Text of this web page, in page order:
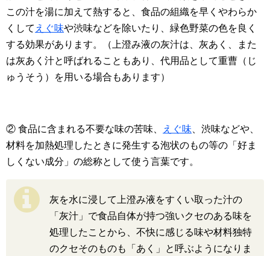
この汁を湯に加えて熱すると、食品の組織を早くやわらか
くして えぐ味や渋味などを除いたり、緑色野菜の色を良く
する効果があります。（上澄み液の灰汁は、灰あく、また
は灰あく汁と呼ばれることもあり、代用品として重曹（じ
ゅうそう）を用いる場合もあります）
② 食品に含まれる不要な味の苦味、 えぐ味 、渋味などや、
材料を加熱処理したときに発生する泡状のもの等の「好ま
しくない成分」の総称として使う言葉です。
灰を水に浸して上澄み液をすくい取った汁の
「灰汁」で食品自体が持つ強いクセのある味を
処理したことから、不快に感じる味や材料独特
のクセそのものも「あく」と呼ぶようになりま